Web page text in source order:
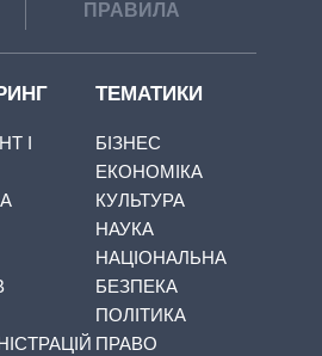
ПРАВИЛА
І
ТЕМАТИКИ
БІЗНЕС
ЕКОНОМІКА
КУЛЬТУРА
НАУКА
НАЦІОНАЛЬНА
БЕЗПЕКА
ПОЛІТИКА
ПРАВО